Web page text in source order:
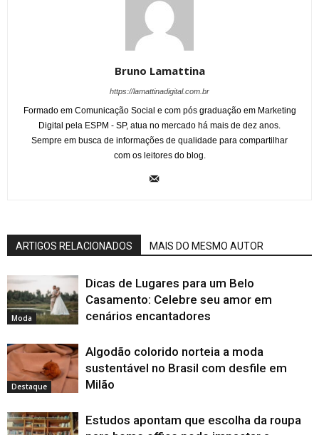
Bruno Lamattina
https://lamattinadigital.com.br
Formado em Comunicação Social e com pós graduação em Marketing
Digital pela ESPM - SP, atua no mercado há mais de dez anos.
Sempre em busca de informações de qualidade para compartilhar
com os leitores do blog.
ARTIGOS RELACIONADOS MAIS DO MESMO AUTOR
Moda
Dicas de Lugares para um Belo
Casamento: Celebre seu amor em
cenários encantadores
Destaque
Algodão colorido norteia a moda
sustentável no Brasil com desfile em
Milão
Estudos apontam que escolha da roupa